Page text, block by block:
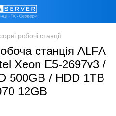
робочі станції
станція ALFA
Xeon E5-2697v3 /
500GB / HDD 1TB
12GB